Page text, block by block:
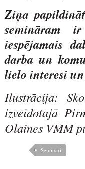
Ziņa
semināram
iespējamais
darba un
lielo interesi
Ilustrācija:
izveidotajā
Olaines VMM
Semināri